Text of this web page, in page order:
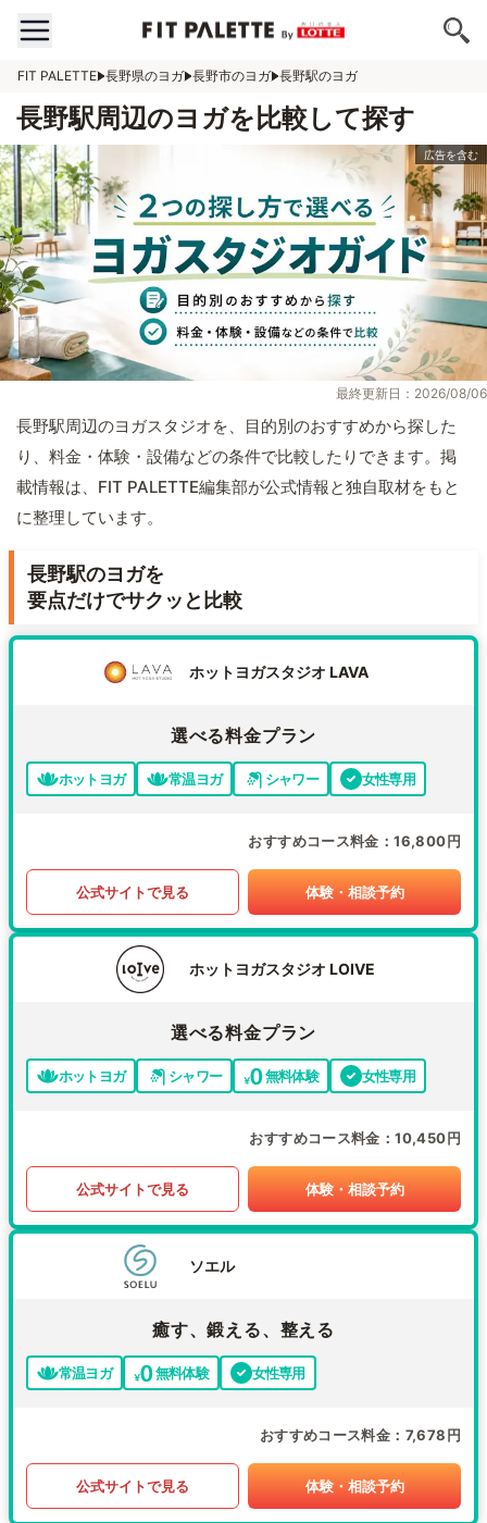
FIT PALETTE 長野県のヨガ 長野市のヨガ 長野駅のヨガ
長野駅周辺のヨガを比較して探す
最終更新日：2026/08/06
長野駅周辺のヨガスタジオを、目的別のおすすめから探した
り、料金・体験・設備などの条件で比較したりできます。掲
載情報は、FIT PALETTE編集部が公式情報と独自取材をもと
に整理しています。
長野駅のヨガを
要点だけでサクッと比較
ホットヨガスタジオ LAVA
選べる料金プラン
ホットヨガ 常温ヨガ シャワー 女性専用
おすすめコース料金 16,800円
公式サイトで見る 体験・相談予約
ホットヨガスタジオ LOIVE
選べる料金プラン
ホットヨガ シャワー 無料体験 女性専用
おすすめコース料金 10,450円
公式サイトで見る 体験・相談予約
ソエル
癒す、鍛える、整える
常温ヨガ 無料体験 女性専用
おすすめコース料金 7,678円
公式サイトで見る 体験・相談予約